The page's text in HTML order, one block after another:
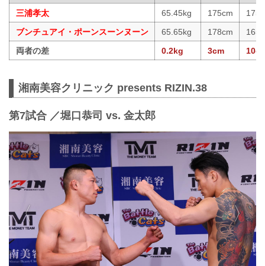
三浦孝太
65.45kg 175cm
ブンチュアイ・ポーンスーンヌーン
65.65kg 178cm
両者の差
0.2kg 3cm
湘南美容クリニック presents RIZIN.38
第7試合 ／堀口恭司 vs. 金太郎